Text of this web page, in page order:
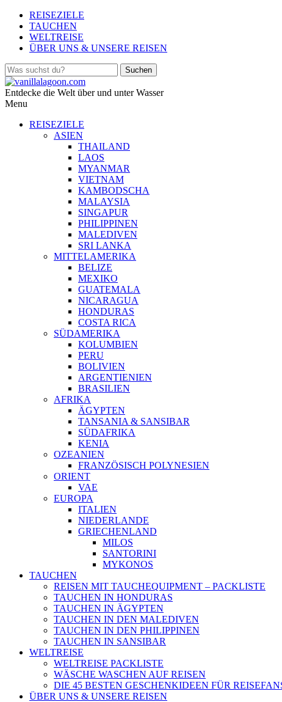
REISEZIELE
TAUCHEN
WELTREISE
ÜBER UNS & UNSERE REISEN
Entdecke die Welt über und unter Wasser
Menu
REISEZIELE
ASIEN
THAILAND
LAOS
MYANMAR
VIETNAM
KAMBODSCHA
MALAYSIA
SINGAPUR
PHILIPPINEN
MALEDIVEN
SRI LANKA
MITTELAMERIKA
BELIZE
MEXIKO
GUATEMALA
NICARAGUA
HONDURAS
COSTA RICA
SÜDAMERIKA
KOLUMBIEN
PERU
BOLIVIEN
ARGENTIENIEN
BRASILIEN
AFRIKA
ÄGYPTEN
TANSANIA & SANSIBAR
SÜDAFRIKA
KENIA
OZEANIEN
FRANZÖSISCH POLYNESIEN
ORIENT
VAE
EUROPA
ITALIEN
NIEDERLANDE
GRIECHENLAND
MILOS
SANTORINI
MYKONOS
TAUCHEN
REISEN MIT TAUCHEQUIPMENT – PACKLISTE
TAUCHEN IN HONDURAS
TAUCHEN IN ÄGYPTEN
TAUCHEN IN DEN MALEDIVEN
TAUCHEN IN DEN PHILIPPINEN
TAUCHEN IN SANSIBAR
WELTREISE
WELTREISE PACKLISTE
WÄSCHE WASCHEN AUF REISEN
DIE 45 BESTEN GESCHENKIDEEN FÜR
ÜBER UNS & UNSERE REISEN